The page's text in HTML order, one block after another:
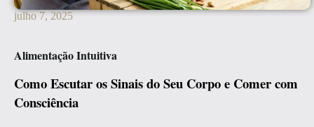
julho 7, 2025
Alimentação Intuitiva
Como Escutar os Sinais do Seu Corpo e Comer com
Consciência